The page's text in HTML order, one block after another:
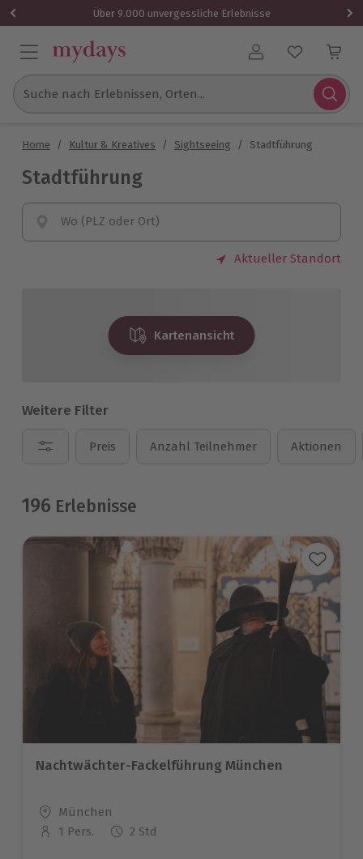
Über 9.000 unvergessliche Erlebnisse
Benutzerkonto
Suche nach Erlebnissen, Orten...
Home / Kultur & Kreatives / Sightseeing / Stadtführung
Stadtführung
Wo (PLZ oder Ort)
Aktueller Standort
Kartenansicht
Weitere Filter
Preis Anzahl Teilnehmer Aktionen
196 Erlebnisse
Nachtwächter-Fackelführung München
Standort
München
Anzahl der Teilnehmer
1 Pers. 2 Std